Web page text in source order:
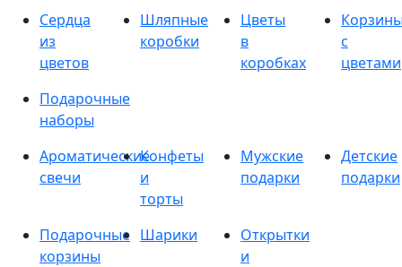
Сердца
из
цветов
Шляпные
коробки
Цветы
в
коробках
с
цветами
Подарочные
наборы
Ароматические
свечи
Конфеты
и
торты
Мужские
подарки
Детские
подарки
Подарочные
корзины
Шарики
Открытки
и